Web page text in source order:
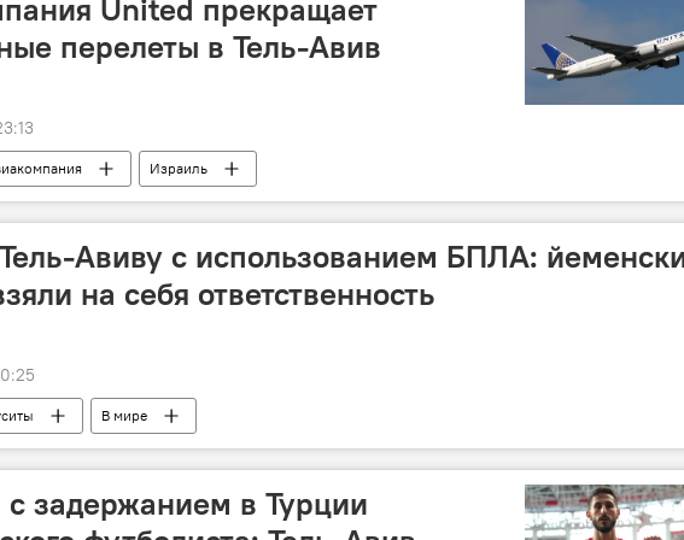
United прекращает
перелеты в Тель-Авив
Израиль
Авиву с использованием БПЛА:
на себя ответственность
В мире
с задержанием в Турции